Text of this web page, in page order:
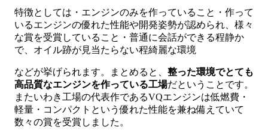
特徴としては・エンジンのみを作っていること・作って
いるエンジンの優れた性能や開発姿勢が認められ、様々
な賞を受賞していること・普通に会話ができる程静か
で、オイル跡が見当たらない程綺麗な環境
などが挙げられます。まとめると、 整った環境でとても
高品質なエンジンを作っている工場だということです。
またいわき工場の代表作であるVQエンジンは低燃費・
軽量・コンパクトという優れた性能を兼ね備えていて
数々の賞を受賞しました。